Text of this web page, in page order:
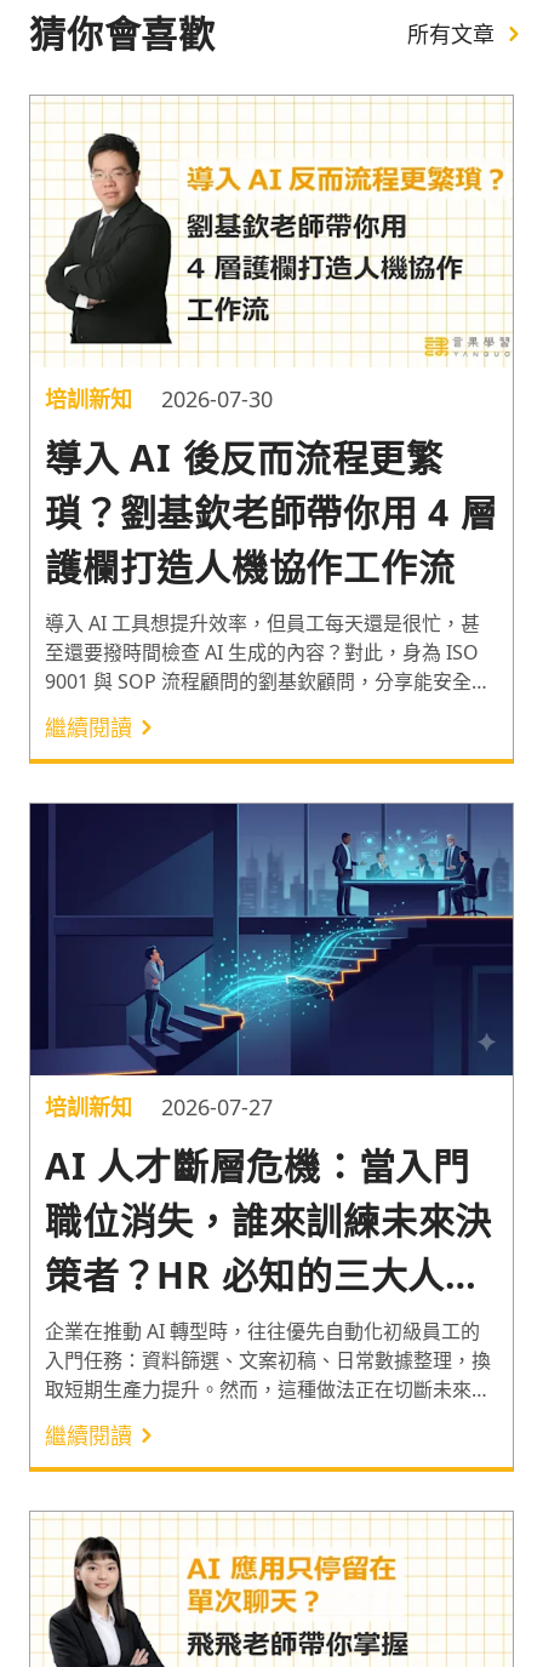
猜你會喜歡 所有文章
培訓新知 2026-07-30
導入 AI 後反而流程更繁
瑣？劉基欽老師帶你用 4 層
護欄打造人機協作工作流
導入 AI 工具想提升效率，但員工每天還是很忙，甚
至還要撥時間檢查 AI 生成的內容？對此，身為 ISO
9001 與 SOP 流程顧問的劉基欽顧問，分享能安全導
入 AI 工具的「HITL 四層安全護欄」，與實際導入時
可運用的離線 AI 工具及評估矩陣，讓資安風險不再
是企業導入 AI 的絆腳石。正確建立適合人機協作的
工作流，讓 AI 工具的導入發揮最大工作效益！
繼續閱讀
培訓新知 2026-07-27
AI 人才斷層危機：當入門
職位消失，誰來訓練未來決
策者？HR 必知的三大人才
戰略
企業在推動 AI 轉型時，往往優先自動化初級員工的
入門任務：資料篩選、文案初稿、日常數據整理，換
取短期生產力提升。然而，這種做法正在切斷未來核
心人才庫的養成路徑：當初級員工不再親手執行基礎
工作，他們便無法累積的專業的直覺與職業判斷力。
本文從企業現況與痛點出發，整理國際專家對此組織
議題的關鍵見解，並提出「人為先行、角色轉型、協
作導師」三大戰略，協助 HR 與企業決策者在導入 AI
的同時，守住組織的接班命脈。
繼續閱讀